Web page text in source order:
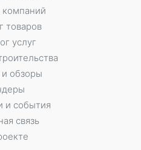
компаний
товаров
услуг
и обзоры
и события
связь